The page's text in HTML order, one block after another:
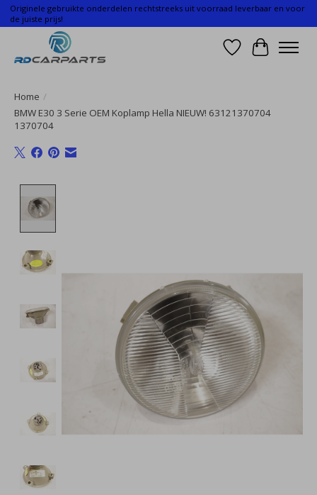
Originele gebruikte onderdelen rechtstreeks uit voorraad leverbaar en voor
de juiste prijs!
Verlanglijst
Home /
BMW E30 3 Serie OEM Koplamp Hella NIEUW! 63121370704
1370704